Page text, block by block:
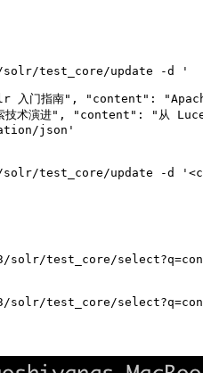
test_core/update -d '
门指南", "content":
术演进", "content": "从
json'
test_core/update -d
test_core/
test_core/